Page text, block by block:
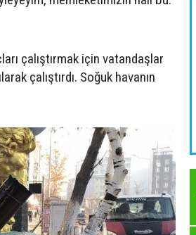
çalıştırmak için vatandaşlar
çalıştırdı. Soğuk havanın